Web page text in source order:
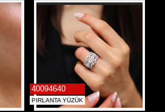
40094640
PIRLANTA YÜZÜK